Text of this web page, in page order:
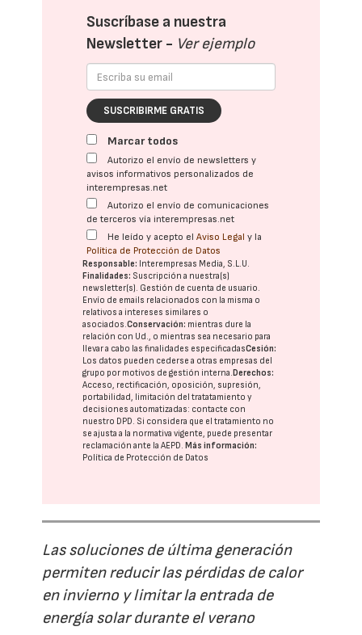
Suscríbase a nuestra
Newsletter - Ver ejemplo
SUSCRIBIRME GRATIS
Marcar todos
Autorizo el envío de newsletters y
avisos informativos personalizados de
interempresas.net
Autorizo el envío de comunicaciones
de terceros vía interempresas.net
He leído y acepto elAviso Legal y la
Política de Protección de Datos
Responsable: Interempresas Media, S.L.U.
Finalidades: Suscripción a nuestra(s)
newsletter(s). Gestión de cuenta de usuario.
Envío de emails relacionados con la misma o
relativos a intereses similares o
asociados.Conservación: mientras dure la
relación con Ud., o mientras sea necesario para
llevar a cabo las finalidades especificadasCesión:
Los datos pueden cederse a otras empresas del
grupo por motivos de gestión interna. Derechos:
Acceso, rectificación, oposición, supresión,
portabilidad, limitación del tratatamiento y
decisiones automatizadas: contacte con
nuestro DPD. Si considera que el tratamiento no
se ajusta a la normativa vigente, puede presentar
reclamación ante laAEPD. Más información:
Política de Protección de Datos
Las soluciones de última generación
permiten reducir las pérdidas de calor
en invierno y limitar la entrada de
energía solar durante el verano